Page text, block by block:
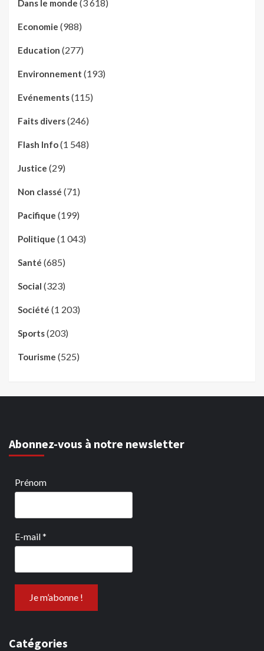
Dans le monde (3 618)
Economie (988)
Education (277)
Environnement (193)
Evénements(115)
Faits divers(246)
Flash Info(1 548)
Justice (29)
Non classé (71)
Pacifique (199)
Politique (1 043)
Santé (685)
Social (323)
Société (1 203)
Sports(203)
Tourisme (525)
Abonnez-vous à notre newsletter
Prénom
E-mail*
Catégories